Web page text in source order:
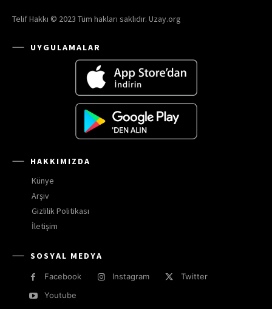
Telif Hakkı © 2023 Tüm hakları saklıdır. Uzay.org
UYGULAMALAR
HAKKIMIZDA
Künye
Arşiv
Gizlilik Politikası
İletişim
SOSYAL MEDYA
Facebook Instagram
Twitter
Youtube